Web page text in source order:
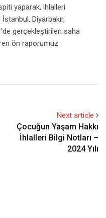
yaparak, ihlalleri
Diyarbakır,
gerçekleştirilen saha
ön raporumuz
Next article
Çocuğun Yaşam Hakkı
İhlalleri Bilgi Notları –
2024 Yılı